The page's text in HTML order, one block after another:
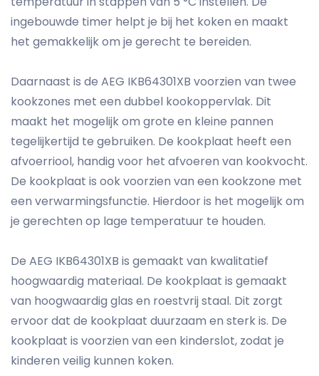
ingebouwde timer helpt je bij het koken en maakt
het gemakkelijk om je gerecht te bereiden.
Daarnaast is de AEG IKB64301XB voorzien van twee
kookzones met een dubbel kookoppervlak. Dit
maakt het mogelijk om grote en kleine pannen
tegelijkertijd te gebruiken. De kookplaat heeft een
afvoerriool, handig voor het afvoeren van kookvocht.
De kookplaat is ook voorzien van een kookzone met
een verwarmingsfunctie. Hierdoor is het mogelijk om
je gerechten op lage temperatuur te houden.
De AEG IKB64301XB is gemaakt van kwalitatief
hoogwaardig materiaal. De kookplaat is gemaakt
van hoogwaardig glas en roestvrij staal. Dit zorgt
ervoor dat de kookplaat duurzaam en sterk is. De
kookplaat is voorzien van een kinderslot, zodat je
kinderen veilig kunnen koken.